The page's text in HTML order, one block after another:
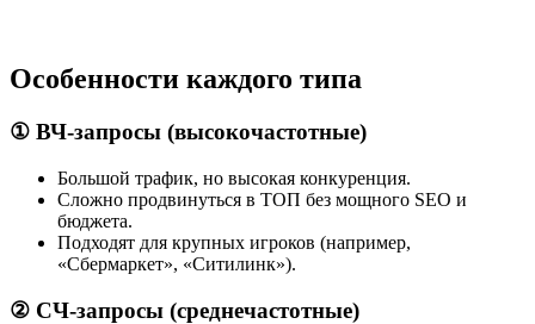
Особенности каждого типа
① ВЧ-запросы (высокочастотные)
Большой трафик, но высокая конкуренция.
Сложно продвинуться в ТОП без мощного SEO и
бюджета.
Подходят для крупных игроков (например,
«Сбермаркет», «Ситилинк»).
② СЧ-запросы (среднечастотные)